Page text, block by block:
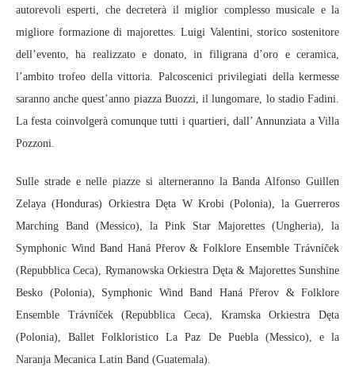
autorevoli esperti, che decreterà il miglior complesso musicale e la
migliore formazione di majorettes. Luigi Valentini, storico sostenitore
dell’evento, ha realizzato e donato, in filigrana d’oro e ceramica,
l’ambito trofeo della vittoria. Palcoscenici privilegiati della kermesse
saranno anche quest’anno piazza Buozzi, il lungomare, lo stadio Fadini.
La festa coinvolgerà comunque tutti i quartieri, dall’ Annunziata a Villa
Pozzoni.
Sulle strade e nelle piazze si alterneranno la Banda Alfonso Guillen
Zelaya (Honduras) Orkiestra Dęta W Krobi (Polonia), la Guerreros
Marching Band (Messico), la Pink Star Majorettes (Ungheria), la
Symphonic Wind Band Haná Přerov & Folklore Ensemble Trávníček
(Repubblica Ceca), Rymanowska Orkiestra Dęta & Majorettes Sunshine
Besko (Polonia), Symphonic Wind Band Haná Přerov & Folklore
Ensemble Trávníček (Repubblica Ceca), Kramska Orkiestra Dęta
(Polonia), Ballet Folkloristico La Paz De Puebla (Messico), e la
Naranja Mecanica Latin Band (Guatemala).